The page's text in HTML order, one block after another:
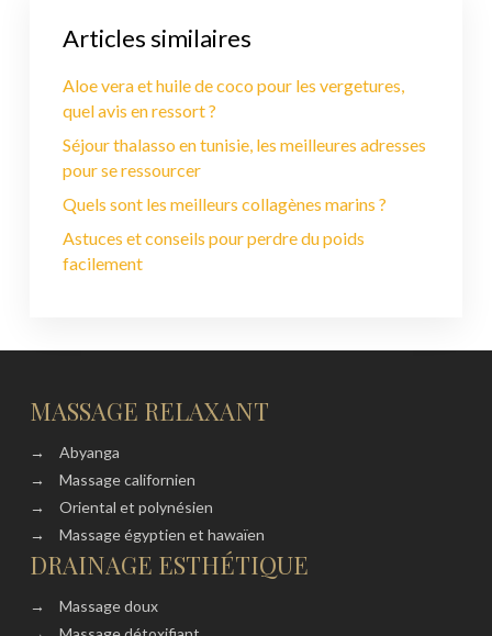
Articles similaires
Aloe vera et huile de coco pour les vergetures,
quel avis en ressort ?
Séjour thalasso en tunisie, les meilleures adresses
pour se ressourcer
Quels sont les meilleurs collagènes marins ?
Astuces et conseils pour perdre du poids
facilement
MASSAGE RELAXANT
→
Abyanga
→
Massage californien
→
Oriental et polynésien
→
Massage égyptien et hawaïen
DRAINAGE ESTHÉTIQUE
→
Massage doux